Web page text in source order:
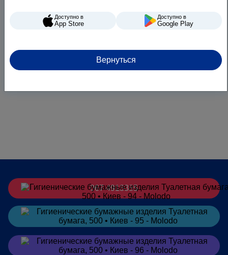
067 4913385
Заказатьв Telegram
Заказатьв Viber
Доступно в
App Store
Доступно в
Google Play
Вернуться